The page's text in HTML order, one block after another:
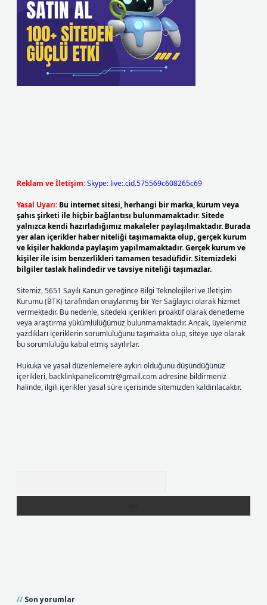
Reklam ve İletişim:Skype: live:.cid.575569c608265c69
Yasal Uyarı: Bu internet sitesi, herhangi bir marka, kurum veya
şahıs şirketi ile hiçbir bağlantısı bulunmamaktadır. Sitede
yalnızca kendi hazırladığımız makaleler paylaşılmaktadır. Burada
yer alan içerikler haber niteliği taşımamakta olup, gerçek kurum
ve kişiler hakkında paylaşım yapılmamaktadır. Gerçek kurum ve
kişiler ile isim benzerlikleri tamamen tesadüfidir. Sitemizdeki
bilgiler taslak halindedir ve tavsiye niteliği taşımazlar.
Sitemiz, 5651 Sayılı Kanun gereğince Bilgi Teknolojileri ve İletişim
Kurumu (BTK) tarafından onaylanmış bir Yer Sağlayıcı olarak hizmet
vermektedir. Bu nedenle, sitedeki içerikleri proaktif olarak denetleme
veya araştırma yükümlülüğümüz bulunmamaktadır. Ancak, üyelerimiz
yazdıkları içeriklerin sorumluluğunu taşımakta olup, siteye üye olarak
bu sorumluluğu kabul etmiş sayılırlar.
Hukuka ve yasal düzenlemelere aykırı olduğunu düşündüğünüz
içerikleri, backlinkpanelicomtr@gmail.comadresine bildirmeniz
halinde, ilgili içerikler yasal süre içerisinde sitemizden kaldırılacaktır.
Son yorumlar